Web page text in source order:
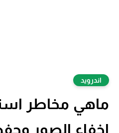
اندرويد
ماهي مخاطر
اخفاء الصور